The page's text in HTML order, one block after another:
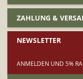
ZAHLUNG &
NEWSLETTER
ANMELDEN UND 5%